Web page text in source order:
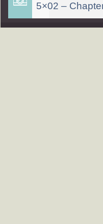
5×02 –